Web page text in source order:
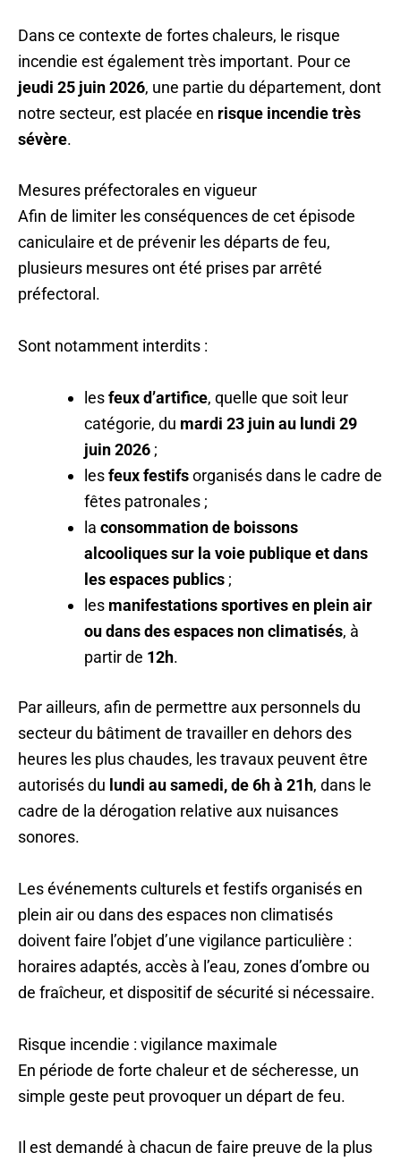
Dans ce contexte de fortes chaleurs, le risque
incendie est également très important. Pour ce
jeudi 25 juin 2026, une partie du département, dont
notre secteur, est placée en risque incendie très
sévère.
Mesures préfectorales en vigueur
Afin de limiter les conséquences de cet épisode
caniculaire et de prévenir les départs de feu,
plusieurs mesures ont été prises par arrêté
préfectoral.
Sont notamment interdits :
lesfeux d’artifice, quelle que soit leur
catégorie, du mardi 23 juin au lundi 29
juin 2026 ;
lesfeux festifsorganisés dans le cadre de
fêtes patronales ;
la consommation de boissons
alcooliques sur la voie publique et dans
les espaces publics ;
les manifestations sportives en plein air
ou dans des espaces non climatisés, à
partir de 12h.
Par ailleurs, afin de permettre aux personnels du
secteur du bâtiment de travailler en dehors des
heures les plus chaudes, les travaux peuvent être
autorisés du lundi au samedi, de 6h à 21h, dans le
cadre de la dérogation relative aux nuisances
sonores.
Les événements culturels et festifs organisés en
plein air ou dans des espaces non climatisés
doivent faire l’objet d’une vigilance particulière :
horaires adaptés, accès à l’eau, zones d’ombre ou
de fraîcheur, et dispositif de sécurité si nécessaire.
Risque incendie : vigilance maximale
En période de forte chaleur et de sécheresse, un
simple geste peut provoquer un départ de feu.
Il est demandé à chacun de faire preuve de la plus